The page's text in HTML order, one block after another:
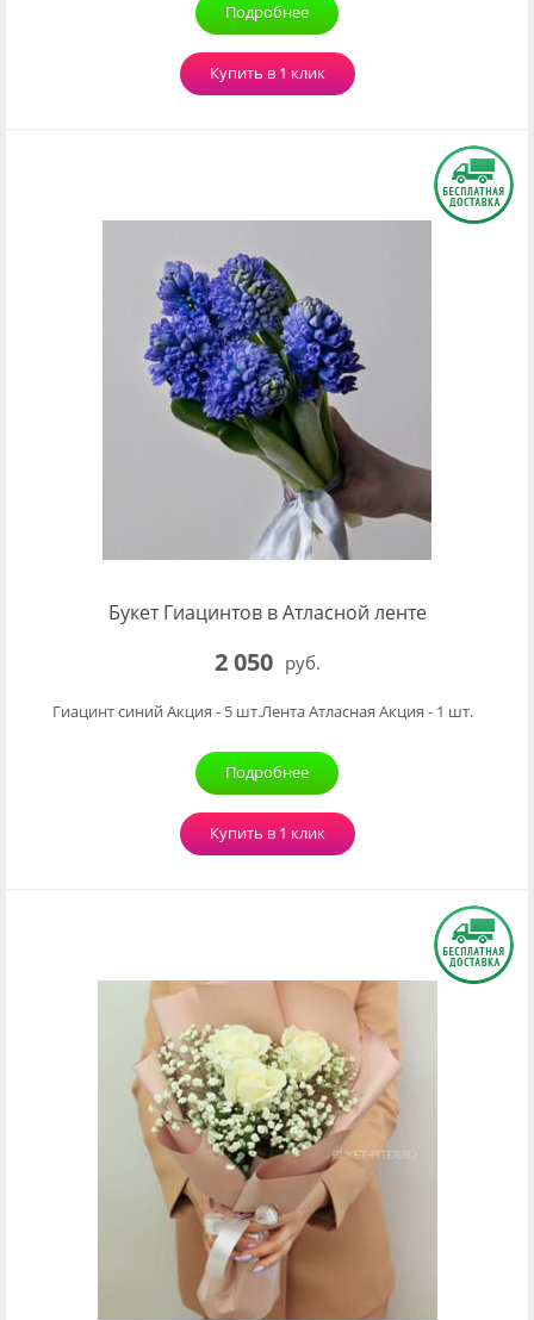
Подробнее
Купить в 1 клик
Букет Гиацинтов в Атласной ленте
2 050 руб.
Гиацинт синий Акция - 5 шт.Лента Атласная Акция - 1 шт.
Подробнее
Купить в 1 клик